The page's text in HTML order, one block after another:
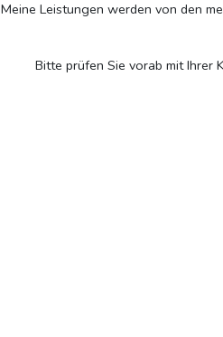
Meine Leistungen werden von den
Bitte prüfen Sie vorab mit Ihrer